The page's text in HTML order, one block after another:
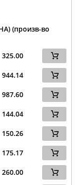
(произв-во
325.00
944.14
987.60
144.04
150.26
175.17
260.00